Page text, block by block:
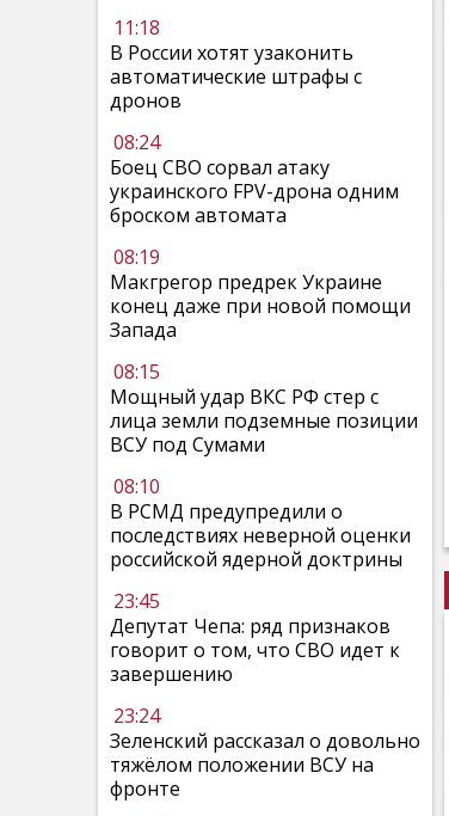
11:18
В России хотят узаконить
автоматические штрафы с
дронов
08:24
Боец СВО сорвал атаку
украинского FPV-дрона одним
броском автомата
08:19
Макгрегор предрек Украине
конец даже при новой помощи
Запада
08:15
Мощный удар ВКС РФ стер с
лица земли подземные позиции
ВСУ под Сумами
08:10
В РСМД предупредили о
последствиях неверной оценки
российской ядерной доктрины
23:45
Депутат Чепа: ряд признаков
говорит о том, что СВО идет к
завершению
23:24
Зеленский рассказал о довольно
тяжёлом положении ВСУ на
фронте